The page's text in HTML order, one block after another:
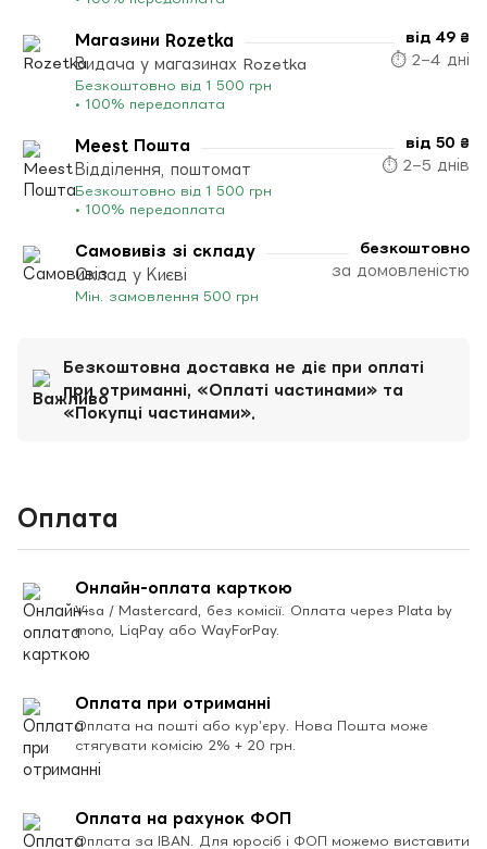
Магазини Rozetka
Видача у магазинах Rozetka
Безкоштовно від 1 500 грн
• 100% передоплата
від 49 ₴
⏱ 2–4 дні
Meest Пошта
Відділення, поштомат
Безкоштовно від 1 500 грн
• 100% передоплата
від 50 ₴
⏱ 2–5 днів
Самовивіз зі складу
Склад у Києві
Мін. замовлення 500 грн
безкоштовно
за домовленістю
Безкоштовна доставка не діє при оплаті
при отриманні, «Оплаті частинами» та
«Покупці частинами».
Оплата
Онлайн-оплата карткою
Visa / Mastercard, без комісії. Оплата через Plata by
mono, LiqPay або WayForPay.
Оплата при отриманні
Оплата на пошті або кур’єру. Нова Пошта може
стягувати комісію 2% + 20 грн.
Оплата на рахунок ФОП
Оплата за IBAN. Для юросіб і ФОП можемо виставити